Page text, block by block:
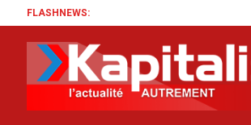
FLASHNEWS: